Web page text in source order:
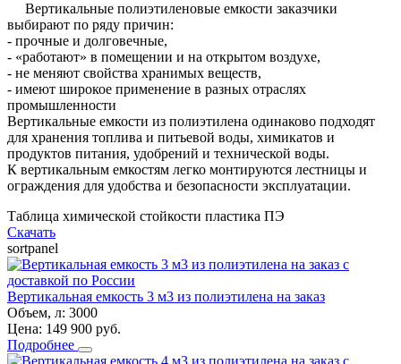
Вертикальные полиэтиленовые емкости заказчики
выбирают по ряду причин:
- прочные и долговечные,
- «работают» в помещении и на открытом воздухе,
- не меняют свойства хранимых веществ,
- имеют широкое применение в разных отраслях
промышленности
Вертикальные емкости из полиэтилена одинаково подходят
для хранения топлива и питьевой воды, химикатов и
продуктов питания, удобрений и технической воды.
К вертикальным емкостям легко монтируются лестницы и
ограждения для удобства и безопасности эксплуатации.
Таблица химической стойкости пластика ПЭ
Скачать
sortpanel
Вертикальная емкость 3 м3 из полиэтилена на заказ
Объем, л: 3000
Цена: 149 900 руб.
Подробнее